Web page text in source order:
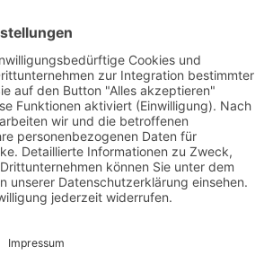
für Dich da.
Du unserem Trainingsplan entnehmen.